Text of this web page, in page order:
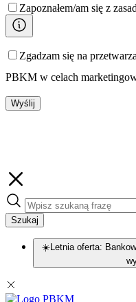
Zapoznałem/am się z
Zgadzam się na
PBKM w celach
Wyślij
Szukaj
☀️Letnia oferta: